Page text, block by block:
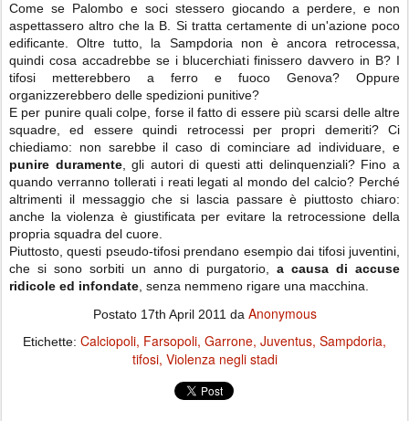
Come se Palombo e soci stessero giocando a perdere, e non
aspettassero altro che la B. Si tratta certamente di un'azione poco
edificante. Oltre tutto, la Sampdoria non è ancora retrocessa,
quindi cosa accadrebbe se i blucerchiati finissero davvero in B? I
tifosi metterebbero a ferro e fuoco Genova? Oppure
organizzerebbero delle spedizioni punitive?
E per punire quali colpe, forse il fatto di essere più scarsi delle altre
squadre, ed essere quindi retrocessi per propri demeriti? Ci
chiediamo: non sarebbe il caso di cominciare ad individuare, e
punire duramente, gli autori di questi atti delinquenziali? Fino a
quando verranno tollerati i reati legati al mondo del calcio? Perché
altrimenti il messaggio che si lascia passare è piuttosto chiaro:
anche la violenza è giustificata per evitare la retrocessione della
propria squadra del cuore.
Piuttosto, questi pseudo-tifosi prendano esempio dai tifosi juventini,
che si sono sorbiti un anno di purgatorio,a causa di accuse
ridicole ed infondate , senza nemmeno rigare una macchina.
Postato 17th April 2011 da Anonymous
Etichette: Calciopoli Farsopoli Garrone Juventus Sampdoria
tifosi Violenza negli stadi